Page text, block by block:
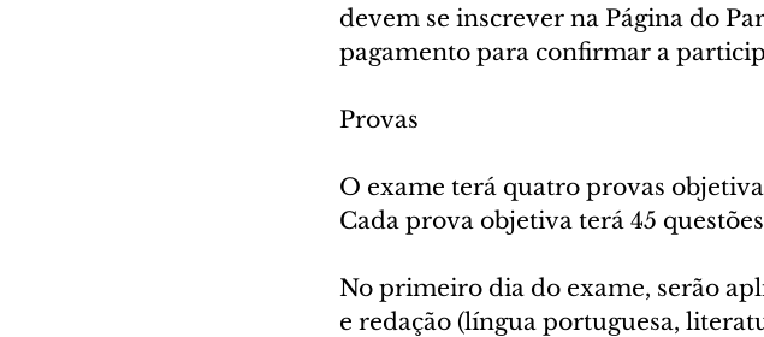
devem se inscrever na Página do
pagamento para confirmar a
Provas
O exame terá quatro provas
Cada prova objetiva terá 45
No primeiro dia do exame, serão
e redação (língua portuguesa,